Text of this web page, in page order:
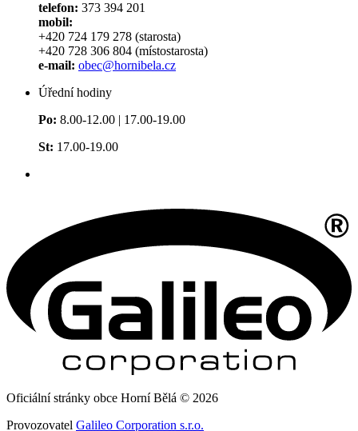
telefon: 373 394 201
mobil:
+420 724 179 278 (starosta)
+420 728 306 804 (místostarosta)
e-mail: obec@hornibela.cz
Úřední hodiny
Po: 8.00-12.00 | 17.00-19.00
St: 17.00-19.00
Oficiální stránky obce Horní Bělá © 2026
Provozovatel Galileo Corporation s.r.o.